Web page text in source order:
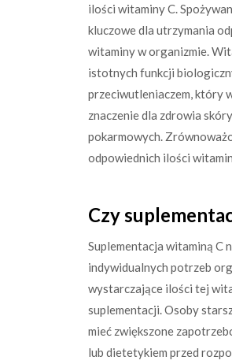
ilości witaminy C.
kluczowe dla utrzymania
witaminy w organizmie.
istotnych funkcji
przeciwutleniaczem, który
znaczenie dla zdrowia
pokarmowych.
odpowiednich ilości
Czy
Suplementacja witaminą C
indywidualnych potrzeb
wystarczające ilości tej
suplementacji. Osoby
mieć zwiększone
lub dietetykiem przed